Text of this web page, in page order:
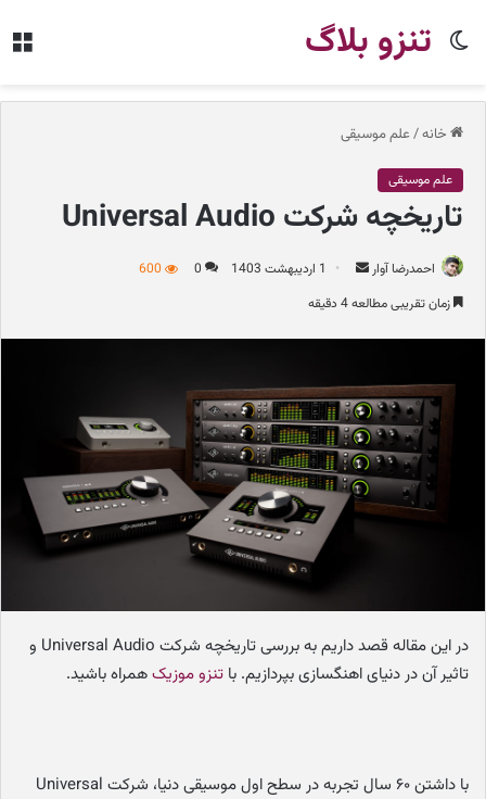
تنزو بلاگ
تغییر
خانه/ علم موسیقی
علم موسیقی
تاریخچه شرکت Universal Audio
احمدرضا آوار
ب
ه
ا
ی
م
1 اردیبهشت 1403 0
600
زمان تقریبی مطالعه 4 دقیقه
در این مقاله قصد داریم به بررسی تاریخچه شرکت Universal Audio و
تاثیر آن در دنیای اهنگسازی بپردازیم. با تنزو موزیکهمراه باشید.
با داشتن ۶۰ سال تجربه در سطح اول موسیقی دنیا، شرکت Universal